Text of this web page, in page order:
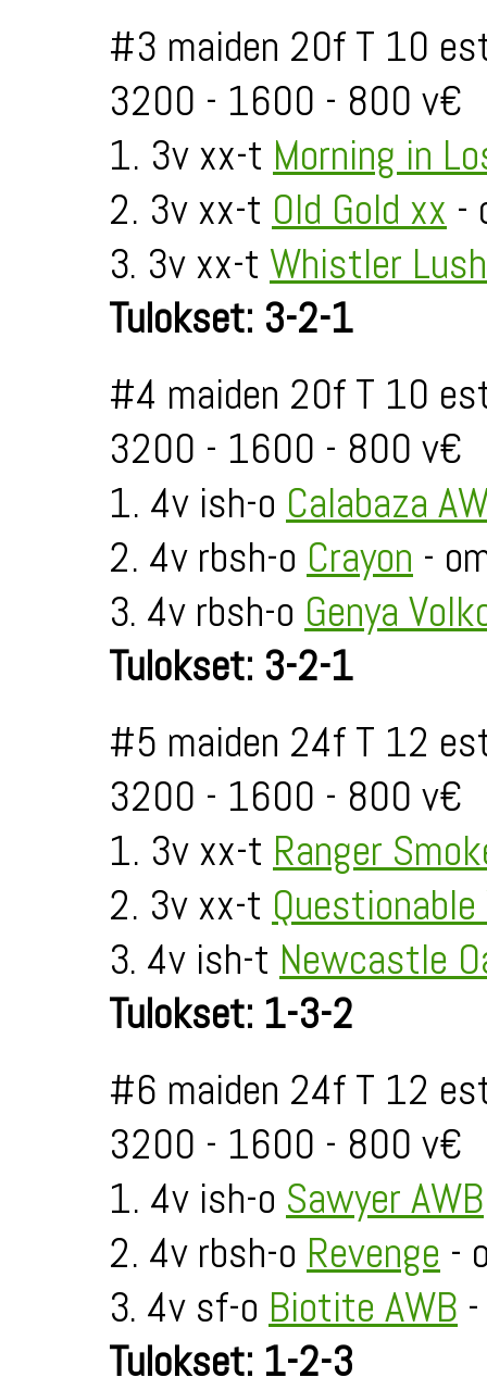
#3 maiden 20f T 10
3200 - 1600 - 800 v€
1. 3v xx-t Morning in
2. 3v xx-t Old Gold xx -
3. 3v xx-t Whistler Lush
Tulokset: 3-2-1
#4 maiden 20f T 10
3200 - 1600 - 800 v€
1. 4v ish-o Calabaza
2. 4v rbsh-o Crayon -
3. 4v rbsh-o Genya
Tulokset: 3-2-1
#5 maiden 24f T 12
3200 - 1600 - 800 v€
1. 3v xx-t Ranger
2. 3v xx-t
3. 4v ish-t Newcastle
Tulokset: 1-3-2
#6 maiden 24f T 12
3200 - 1600 - 800 v€
1. 4v ish-o Sawyer AWB
2. 4v rbsh-o Revenge -
3. 4v sf-o Biotite AWB
Tulokset: 1-2-3